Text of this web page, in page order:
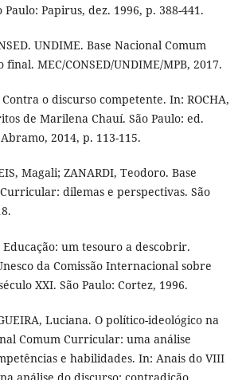
Paulo: Papirus, dez. 1996, p. 388-441.
UNDIME. Base Nacional Comum
MEC/CONSED/UNDIME/MPB, 2017.
o discurso competente. In: ROCHA,
de Marilena Chauí. São Paulo: ed.
2014, p. 113-115.
Magali; ZANARDI, Teodoro. Base
dilemas e perspectivas. São
Educação: um tesouro a descobrir.
da Comissão Internacional sobre
XXI. São Paulo: Cortez, 1996.
Luciana. O político-ideológico na
Comum Curricular: uma análise
e habilidades. In: Anais do VIII
análise do discurso: contradição,